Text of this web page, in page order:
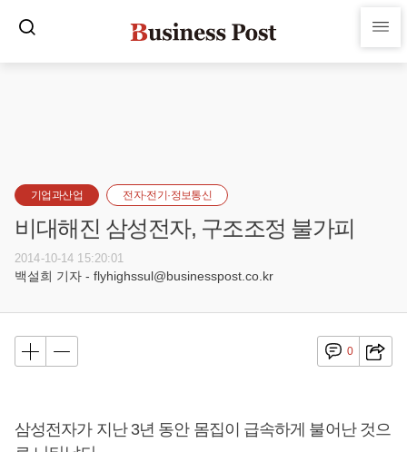
기업과산업 전자·전기·정보통신
비대해진 삼성전자, 구조조정 불가피
2014-10-14 15:20:01
백설희 기자 - flyhighssul@businesspost.co.kr
0
삼성전자가 지난 3년 동안 몸집이 급속하게 불어난 것으